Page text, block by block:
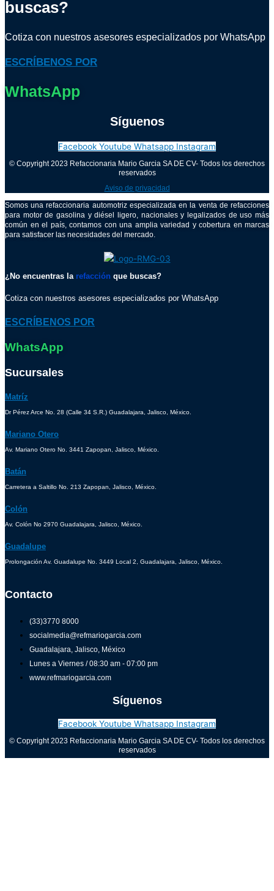
buscas?
Cotiza con nuestros asesores especializados por WhatsApp
ESCRÍBENOS POR
WhatsApp
Síguenos
Facebook Youtube Whatsapp Instagram
© Copyright 2023 Refaccionaria Mario Garcia SA DE CV- Todos los derechos
reservados
Aviso de privacidad
Somos una refaccionaria automotriz especializada en la venta de refacciones
para motor de gasolina y diésel ligero, nacionales y legalizados de uso más
común en el país, contamos con una amplia variedad y cobertura en marcas
para satisfacer las necesidades del mercado.
¿No encuentras la refacción que buscas?
Cotiza con nuestros asesores especializados por WhatsApp
ESCRÍBENOS POR
WhatsApp
Sucursales
Matríz
Dr Pérez Arce No. 28 (Calle 34 S.R.) Guadalajara, Jalisco, México.
Mariano Otero
Av. Mariano Otero No. 3441 Zapopan, Jalisco, México.
Batán
Carretera a Saltillo No. 213 Zapopan, Jalisco, México.
Colón
Av. Colón No 2970 Guadalajara, Jalisco, México.
Guadalupe
Prolongación Av. Guadalupe No. 3449 Local 2, Guadalajara, Jalisco, México.
Contacto
(33)3770 8000
socialmedia@refmariogarcia.com
Guadalajara, Jalisco, México
Lunes a Viernes / 08:30 am - 07:00 pm
www.refmariogarcia.com
Síguenos
Facebook Youtube Whatsapp Instagram
© Copyright 2023 Refaccionaria Mario Garcia SA DE CV- Todos los derechos
reservados